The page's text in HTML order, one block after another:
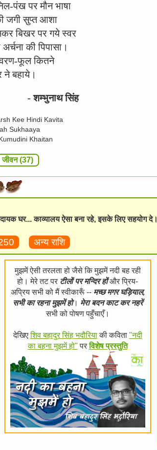
पंख पर मौन भाषा
सुप्त आशा
बिखर पर गये स्वर
की पिपासा।
फूल कितने
ने बहाये।
- शम्भुनाथ सिंह
Kee Hindi Kavita
Sukhaaya
Khaitan
जीवन (37)
घर... काव्यालय ऐसा बना रहे, इसके लिए सहयोग दे।
अन्य राशि
मुझमें ऐसी तरलता हो जैसे कि मुझमें नदी बह रही
हो। मेरे तट पर टीलों पर मन्दिर होंऔर प्रिय-
अप्रिय सभी को मैं स्वीकारूँ -- मच्छ मगर घड़ियाल,
सभी का रहना मुझमें हो। मेरा बदन काट कर नहरें
सभी को पोषण पहुँचाएँ।
देखिएशिव बहादुर सिंह भदौरियाकी कविता "नदी
का बहना मुझमें हो" परविशेष प्रस्तुति